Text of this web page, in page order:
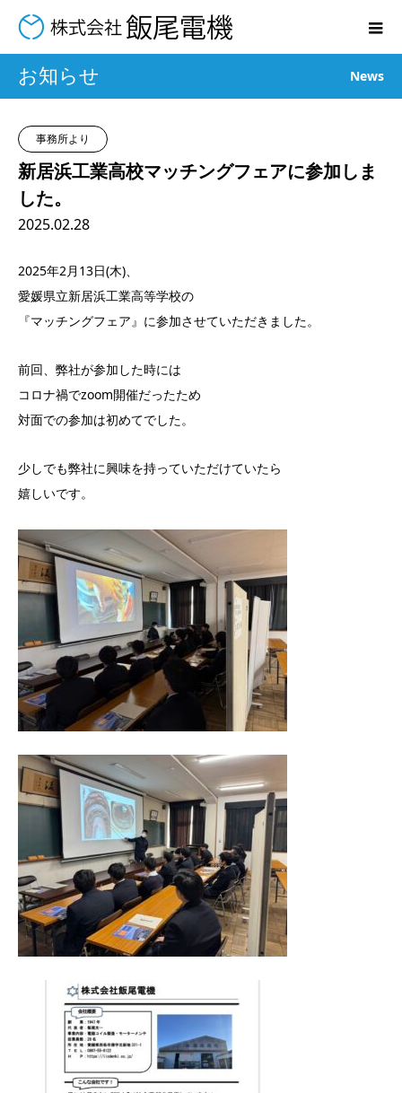
お知らせ News
事務所より
新居浜工業高校マッチングフェアに参加しま
した。
2025.02.28
2025年2月13日(木)、
愛媛県立新居浜工業高等学校の
『マッチングフェア』に参加させていただきました。
前回、弊社が参加した時には
コロナ禍でzoom開催だったため
対面での参加は初めてでした。
少しでも弊社に興味を持っていただけていたら
嬉しいです。